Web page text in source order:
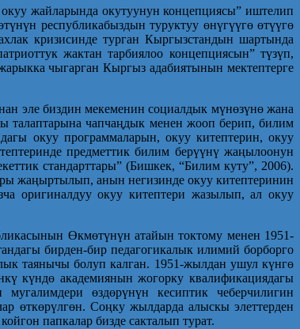
жайларында окутуунун концепциясы” иштелип
республикабыздын туруктуу өнүгүүгө өтүүгө
кризисинде турган Кыргызстандын шартында
жактан тарбиялоо концепциясын” түзүп,
чыгарган Кыргыз адабиятынын мектептерге
эле биздин мекеменин социалдык мүнөзүнө жана
талаптарына чапчаңдык менен жооп берип, билим
окуу программаларын, окуу китептерин, окуу
предметтик билим берүүнү жаңылоонун
стандарттары” (Бишкек, “Билим куту”, 2006).
жаңыртылып, анын негизинде окуу китептеринин
оригиналдуу окуу китептери жазылып, ал окуу
Өкмөтүнүн атайын токтому менен 1951-
бирден-бир педагогикалык илимий борборго
таянычы болуп калган. 1951-жылдан ушул күнгө
күндө академиянын жогор­ку квалификациядагы
өздөрүнүн кесиптик чеберчилигин
өткөрүлгөн. Соңку жылдарда алыскы элеттерден
папкалар бизде сакталып турат.